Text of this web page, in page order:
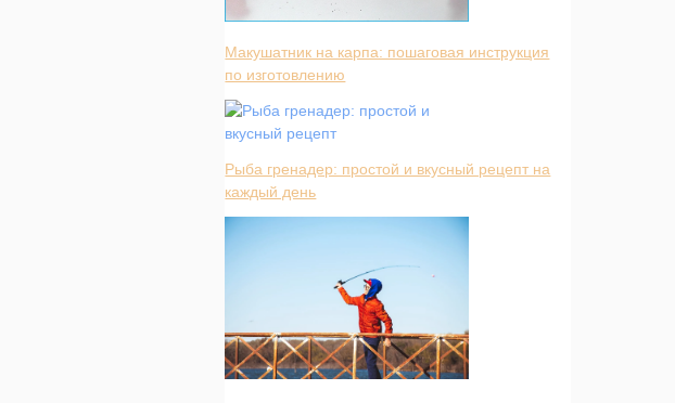
Макушатник на карпа: пошаговая инструкция
по изготовлению
Рыба гренадер: простой и вкусный рецепт на
каждый день